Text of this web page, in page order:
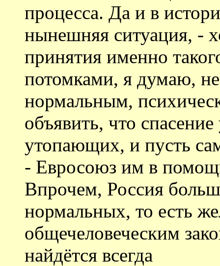
процесса. Да и в
нынешняя ситуация, -
принятия именно
потомками, я думаю,
нормальным,
объявить, что
утопающих, и пусть
- Евросоюз им в
Впрочем, Россия
нормальных, то есть
общечеловеческим
найдётся всегда